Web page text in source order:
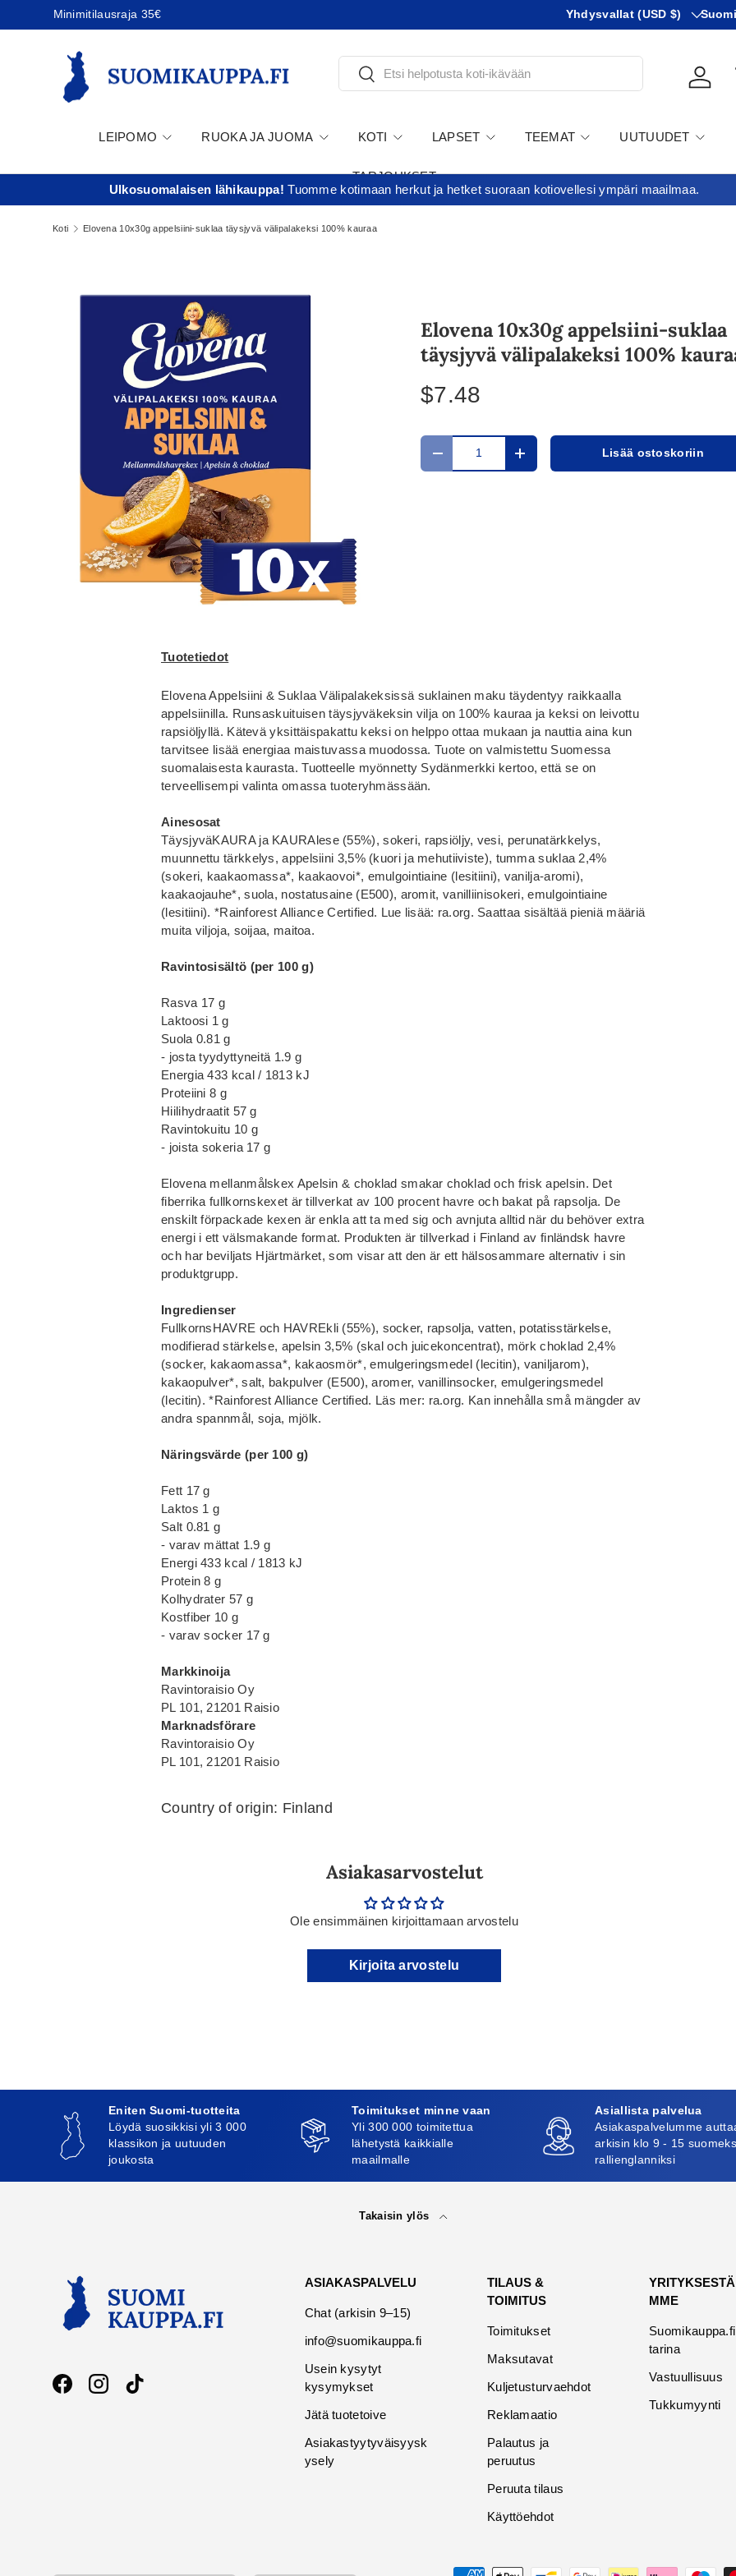
Jatka sisältöön
Minimitilausraja 35€ Maa
Yhdysvallat (USD $) KIeli
Suomi
Etsi
LEIPOMO RUOKA JA JUOMA KOTI LAPSET TEEMAT UUTUUDET
TARJOUKSET
Ulkosuomalaisen lähikauppa!Tuomme kotimaan herkut ja hetket suoraan kotiovellesi ympäri maailmaa.
Koti Elovena 10x30g appelsiini-suklaa täysjyvä välipalakeksi 100% kauraa
Elovena 10x30g appelsiini-suklaa
täysjyvä välipalakeksi 100%
$7.48
Määrä
Translation missing: fi.cart.items.decrease_quantity
Translation missing:Lisää ostoskoriin
Tuotetiedot
Elovena Appelsiini & Suklaa Välipalakeksissä suklainen maku täydentyy raikkaalla
appelsiinilla. Runsaskuituisen täysjyväkeksin vilja on 100% kauraa ja keksi on leivottu
rapsiöljyllä. Kätevä yksittäispakattu keksi on helppo ottaa mukaan ja nauttia aina kun
tarvitsee lisää energiaa maistuvassa muodossa. Tuote on valmistettu Suomessa
suomalaisesta kaurasta. Tuotteelle myönnetty Sydänmerkki kertoo, että se on
terveellisempi valinta omassa tuoteryhmässään.
Ainesosat
TäysjyväKAURA ja KAURAlese (55%), sokeri, rapsiöljy, vesi, perunatärkkelys,
muunnettu tärkkelys, appelsiini 3,5% (kuori ja mehutiiviste), tumma suklaa 2,4%
(sokeri, kaakaomassa*, kaakaovoi*, emulgointiaine (lesitiini), vanilja-aromi),
kaakaojauhe*, suola, nostatusaine (E500), aromit, vanilliinisokeri, emulgointiaine
(lesitiini). *Rainforest Alliance Certified. Lue lisää: ra.org. Saattaa sisältää pieniä määriä
muita viljoja, soijaa, maitoa.
Ravintosisältö (per 100 g)
Rasva 17 g
Laktoosi 1 g
Suola 0.81 g
- josta tyydyttyneitä 1.9 g
Energia 433 kcal / 1813 kJ
Proteiini 8 g
Hiilihydraatit 57 g
Ravintokuitu 10 g
- joista sokeria 17 g
Elovena mellanmålskex Apelsin & choklad smakar choklad och frisk apelsin. Det
fiberrika fullkornskexet är tillverkat av 100 procent havre och bakat på rapsolja. De
enskilt förpackade kexen är enkla att ta med sig och avnjuta alltid när du behöver extra
energi i ett välsmakande format. Produkten är tillverkad i Finland av finländsk havre
och har beviljats Hjärtmärket, som visar att den är ett hälsosammare alternativ i sin
produktgrupp.
Ingredienser
FullkornsHAVRE och HAVREkli (55%), socker, rapsolja, vatten, potatisstärkelse,
modifierad stärkelse, apelsin 3,5% (skal och juicekoncentrat), mörk choklad 2,4%
(socker, kakaomassa*, kakaosmör*, emulgeringsmedel (lecitin), vaniljarom),
kakaopulver*, salt, bakpulver (E500), aromer, vanillinsocker, emulgeringsmedel
(lecitin). *Rainforest Alliance Certified. Läs mer: ra.org. Kan innehålla små mängder av
andra spannmål, soja, mjölk.
Näringsvärde (per 100 g)
Fett 17 g
Laktos 1 g
Salt 0.81 g
- varav mättat 1.9 g
Energi 433 kcal / 1813 kJ
Protein 8 g
Kolhydrater 57 g
Kostfiber 10 g
- varav socker 17 g
Markkinoija
Ravintoraisio Oy
PL 101, 21201 Raisio
Marknadsförare
Ravintoraisio Oy
PL 101, 21201 Raisio
Country of origin: Finland
Asiakasarvostelut
Ole ensimmäinen kirjoittamaan arvostelu
Kirjoita arvostelu
Eniten Suomi-tuotteita
Löydä suosikkisi yli 3 000
klassikon ja uutuuden
joukosta
Toimitukset minne vaan
Yli 300 000 toimitettua
lähetystä kaikkialle
maailmalle
Asiallista palvelua
Asiakaspalvelumme
arkisin klo 9 - 15
rallienglanniksi
Takaisin ylös
FacebookInstagramTikTok
ASIAKASPALVELU
Chat (arkisin 9–15)
info@suomikauppa.fi
Usein kysytyt
kysymykset
Jätä tuotetoive
Asiakastyytyväisyysk
ysely
TILAUS &
TOIMITUS
Toimitukset
Maksutavat
Kuljetusturvaehdot
Reklamaatio
Palautus ja
peruutus
Peruuta tilaus
Käyttöehdot
YRITYKSESTÄ
MME
Suomikauppa.fi
tarina
Vastuullisuus
Tukkumyynti